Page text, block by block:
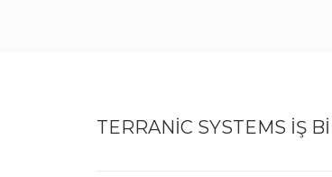
TERRANIC SYSTEMS IŞ